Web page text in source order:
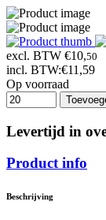
excl. BTW €10,50
incl. BTW:€11,59
Op voorraad
Levertijd in
Product info
Beschrijving